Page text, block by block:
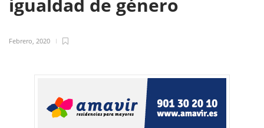
igualdad de género
Febrero, 2020